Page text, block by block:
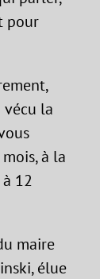
pour
vécu la
à la
12
maire
élue